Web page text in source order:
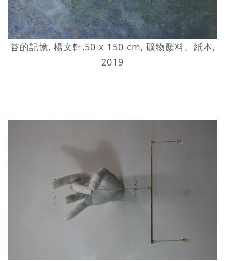
苔的記憶, 楊文軒,50 x 150 cm, 礦物顏料、紙本,
2019